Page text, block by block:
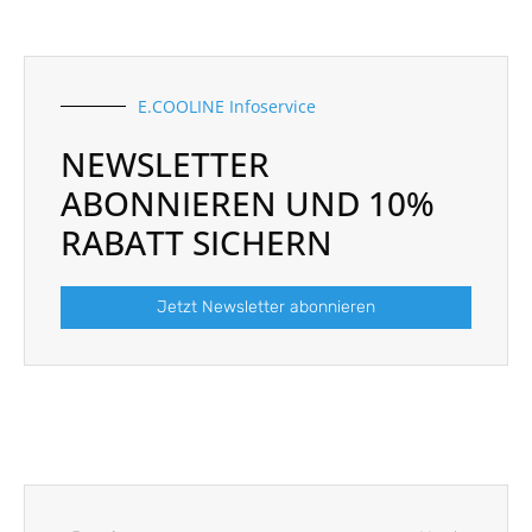
E.COOLINE Infoservice
NEWSLETTER
ABONNIEREN UND 10%
RABATT SICHERN
Jetzt Newsletter abonnieren